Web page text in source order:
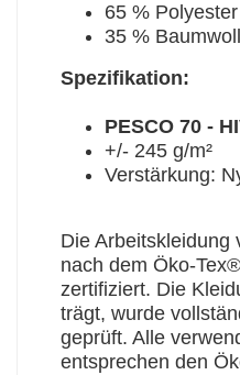
65 % Polyester
35 %
Spezifikation:
PESCO 70 -
+/- 245 g/m²
Verstärkung:
Die Arbeitskleidung
nach dem Öko-
zertifiziert. Die
trägt, wurde
geprüft. Alle
entsprechen den